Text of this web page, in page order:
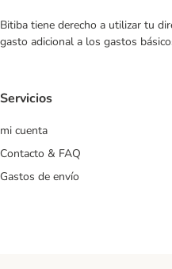
Bitiba tiene derecho a utilizar tu
gasto adicional a los gastos
Servicios
mi cuenta
Contacto & FAQ
Gastos de envío